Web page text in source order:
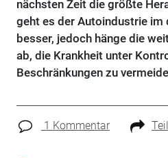
nächsten Zeit die größte
geht es der Autoindustrie im
besser, jedoch hänge die
ab, die Krankheit unter
Beschränkungen zu
1 Kommentar